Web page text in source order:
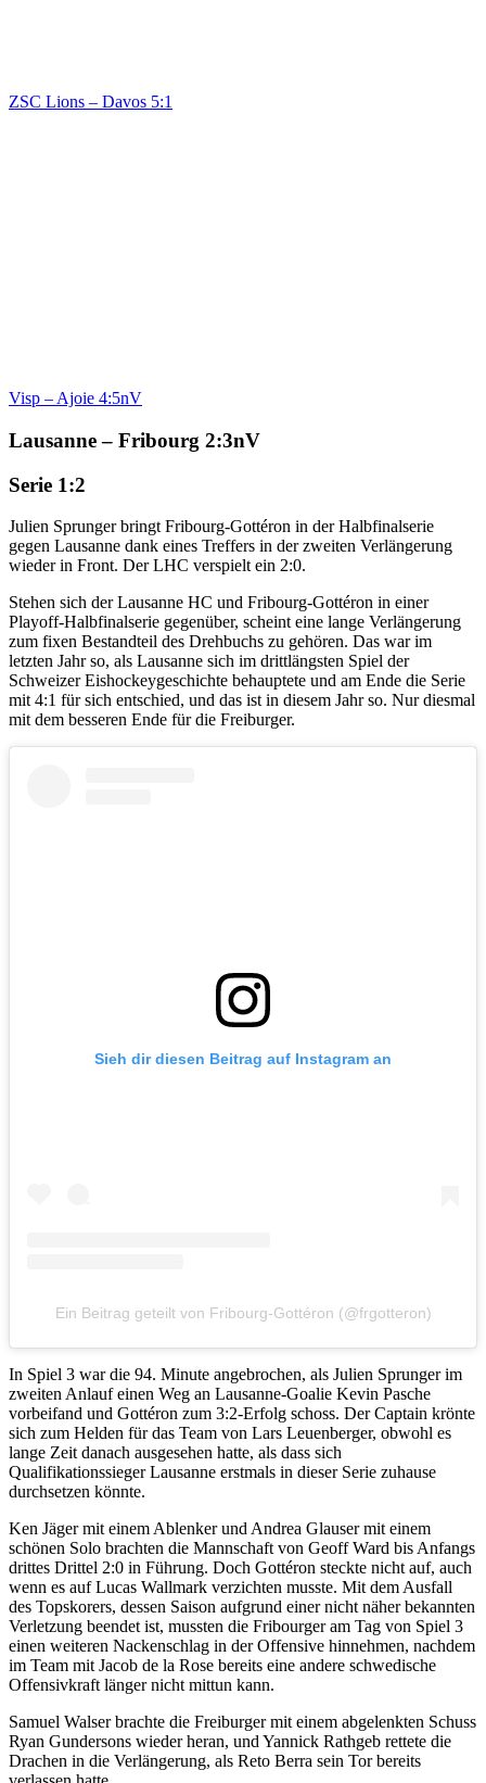
ZSC Lions – Davos 5:1
Visp – Ajoie 4:5nV
Lausanne – Fribourg 2:3nV
Serie 1:2
Julien Sprunger bringt Fribourg-Gottéron in der Halbfinalserie
gegen Lausanne dank eines Treffers in der zweiten Verlängerung
wieder in Front. Der LHC verspielt ein 2:0.
Stehen sich der Lausanne HC und Fribourg-Gottéron in einer
Playoff-Halbfinalserie gegenüber, scheint eine lange Verlängerung
zum fixen Bestandteil des Drehbuchs zu gehören. Das war im
letzten Jahr so, als Lausanne sich im drittlängsten Spiel der
Schweizer Eishockeygeschichte behauptete und am Ende die Serie
mit 4:1 für sich entschied, und das ist in diesem Jahr so. Nur diesmal
mit dem besseren Ende für die Freiburger.
Sieh dir diesen Beitrag auf Instagram an
Ein Beitrag geteilt von Fribourg-Gottéron (@frgotteron)
In Spiel 3 war die 94. Minute angebrochen, als Julien Sprunger im
zweiten Anlauf einen Weg an Lausanne-Goalie Kevin Pasche
vorbeifand und Gottéron zum 3:2-Erfolg schoss. Der Captain krönte
sich zum Helden für das Team von Lars Leuenberger, obwohl es
lange Zeit danach ausgesehen hatte, als dass sich
Qualifikationssieger Lausanne erstmals in dieser Serie zuhause
durchsetzen könnte.
Ken Jäger mit einem Ablenker und Andrea Glauser mit einem
schönen Solo brachten die Mannschaft von Geoff Ward bis Anfangs
drittes Drittel 2:0 in Führung. Doch Gottéron steckte nicht auf, auch
wenn es auf Lucas Wallmark verzichten musste. Mit dem Ausfall
des Topskorers, dessen Saison aufgrund einer nicht näher bekannten
Verletzung beendet ist, mussten die Fribourger am Tag von Spiel 3
einen weiteren Nackenschlag in der Offensive hinnehmen, nachdem
im Team mit Jacob de la Rose bereits eine andere schwedische
Offensivkraft länger nicht mittun kann.
Samuel Walser brachte die Freiburger mit einem abgelenkten Schuss
Ryan Gundersons wieder heran, und Yannick Rathgeb rettete die
Drachen in die Verlängerung, als Reto Berra sein Tor bereits